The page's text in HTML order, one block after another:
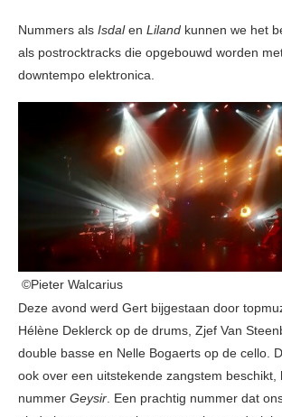
Nummers als Isdalen Liland kunnen we het
als postrocktracks die opgebouwd worden
downtempo elektronica.
©Pieter Walcarius
Deze avond werd Gert bijgestaan door
Hélène Deklerck op de drums, Zjef Van
double basse en Nelle Bogaerts op de cello.
ook over een uitstekende zangstem beschikt,
nummer Geysir. Een prachtig nummer dat